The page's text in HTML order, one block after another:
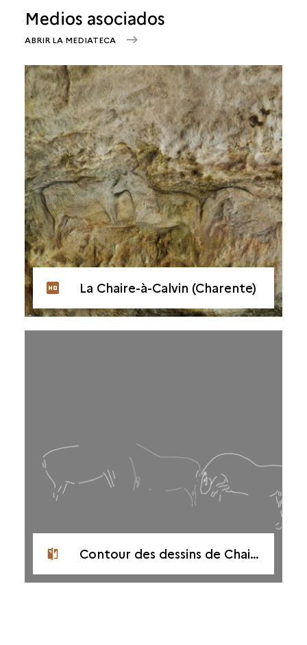
Medios asociados
ABRIR LA MEDIATECA
La Chaire-à-Calvin (Charente)
Contour des dessins de Chaire-à-Calvin